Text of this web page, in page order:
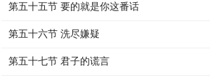
第五十五节 要的就是你这番话
第五十六节 洗尽嫌疑
第五十七节 君子的谎言